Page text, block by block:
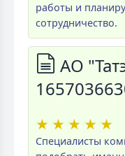
работы и
сотрудничество.
АО
★ ★ ★ ★ ★
Специалисты